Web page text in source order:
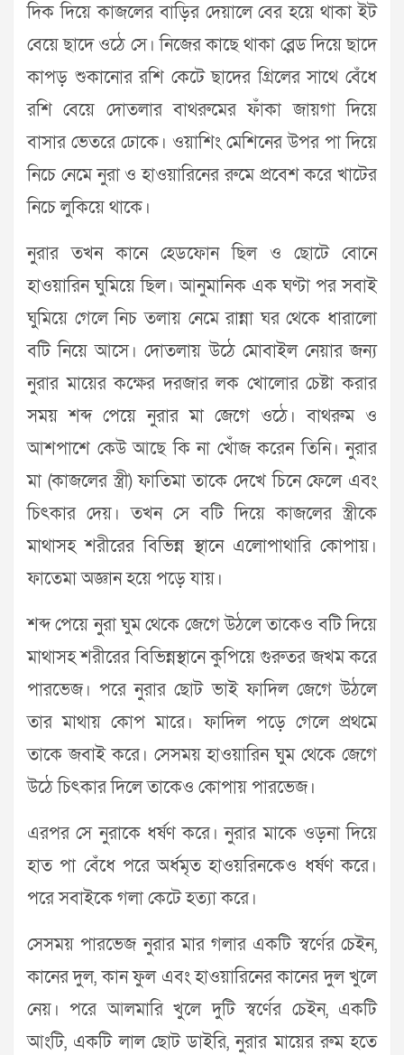
দিক দিয়ে কাজলের বাড়ির দেয়ালে বের হয়ে থাকা ইট
বেয়ে ছাদে ওঠে সে। নিজের কাছে থাকা ব্লেড দিয়ে ছাদে
কাপড় শুকানোর রশি কেটে ছাদের গ্রিলের সাথে বেঁধে
রশি বেয়ে দোতলার বাথরুমের ফাঁকা জায়গা দিয়ে
বাসার ভেতরে ঢোকে। ওয়াশিং মেশিনের উপর পা দিয়ে
নিচে নেমে নুরা ও হাওয়ারিনের রুমে প্রবেশ করে খাটের
নিচে লুকিয়ে থাকে।
নুরার তখন কানে হেডফোন ছিল ও ছোটে বোনে
হাওয়ারিন ঘুমিয়ে ছিল। আনুমানিক এক ঘণ্টা পর সবাই
ঘুমিয়ে গেলে নিচ তলায় নেমে রান্না ঘর থেকে ধারালো
বটি নিয়ে আসে। দোতলায় উঠে মোবাইল নেয়ার জন্য
নুরার মায়ের কক্ষের দরজার লক খোলোর চেষ্টা করার
সময় শব্দ পেয়ে নুরার মা জেগে ওঠে। বাথরুম ও
আশপাশে কেউ আছে কি না খোঁজ করেন তিনি। নুরার
মা (কাজলের স্ত্রী) ফাতিমা তাকে দেখে চিনে ফেলে এবং
চিৎকার দেয়। তখন সে বটি দিয়ে কাজলের স্ত্রীকে
মাথাসহ শরীরের বিভিন্ন স্থানে এলোপাথারি কোপায়।
ফাতেমা অজ্ঞান হয়ে পড়ে যায়।
শব্দ পেয়ে নুরা ঘুম থেকে জেগে উঠলে তাকেও বটি দিয়ে
মাথাসহ শরীরের বিভিন্নস্থানে কুপিয়ে গুরুতর জখম করে
পারভেজ। পরে নুরার ছোট ভাই ফাদিল জেগে উঠলে
তার মাথায় কোপ মারে। ফাদিল পড়ে গেলে প্রথমে
তাকে জবাই করে। সেসময় হাওয়ারিন ঘুম থেকে জেগে
উঠে চিৎকার দিলে তাকেও কোপায় পারভেজ।
এরপর সে নুরাকে ধর্ষণ করে। নুরার মাকে ওড়না দিয়ে
হাত পা বেঁধে পরে অর্ধমৃত হাওয়রিনকেও ধর্ষণ করে।
পরে সবাইকে গলা কেটে হত্যা করে।
সেসময় পারভেজ নুরার মার গলার একটি স্বর্ণের চেইন,
কানের দুল, কান ফুল এবং হাওয়ারিনের কানের দুল খুলে
নেয়। পরে আলমারি খুলে দুটি স্বর্ণের চেইন, একটি
আংটি, একটি লাল ছোট ডাইরি, নুরার মায়ের রুম হতে